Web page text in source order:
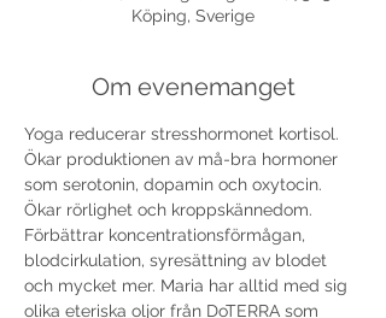
Köping, Sverige
Om evenemanget
Yoga reducerar stresshormonet kortisol.
Ökar produktionen av må-bra hormoner
som serotonin, dopamin och oxytocin.
Ökar rörlighet och kroppskännedom.
Förbättrar koncentrationsförmågan,
blodcirkulation, syresättning av blodet
och mycket mer. Maria har alltid med sig
olika eteriska oljor från DoTERRA som